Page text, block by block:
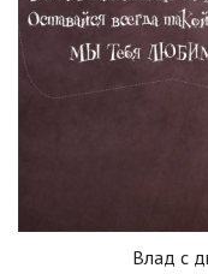
Влад с